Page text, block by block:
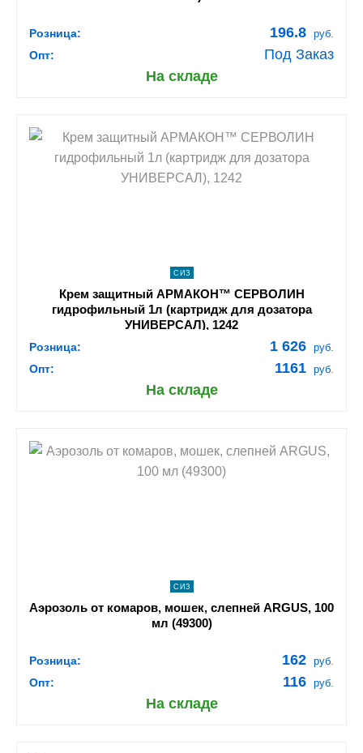
Розница: 196.8 руб.
Опт:
Под Заказ
На складе
shopping_cart В КОРЗИНУ
navigate_next
ПОДРОБНЕЕ
СИЗ
Крем защитный АРМАКОН™ СЕРВОЛИН
гидрофильный 1л (картридж для дозатора
УНИВЕРСАЛ), 1242
Розница: 1 626 руб.
Опт: 1161 руб.
На складе
shopping_cart В КОРЗИНУ
СИЗ
Аэрозоль от комаров, мошек, слепней ARGUS, 100
мл (49300)
Розница: 162 руб.
Опт: 116 руб.
На складе